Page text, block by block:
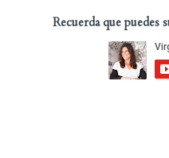
Recuerda que puedes